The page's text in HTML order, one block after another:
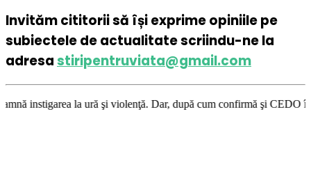
Invităm cititorii să își exprime opiniile pe
subiectele de actualitate scriindu-ne la
adresastiripentruviata@gmail.com
la ură şi violenţă. Dar, după cum confirmă şi CEDO în cazul